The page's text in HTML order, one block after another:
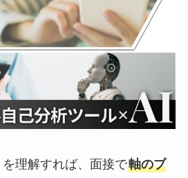
理解すれば、面接で軸のブ